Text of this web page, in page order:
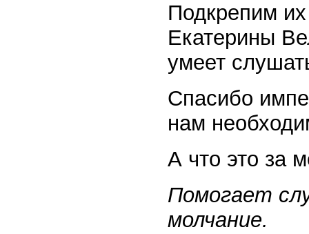
Подкрепим
Екатерины
умеет
Спасибо
нам
А что это за
Помогает
молчание.